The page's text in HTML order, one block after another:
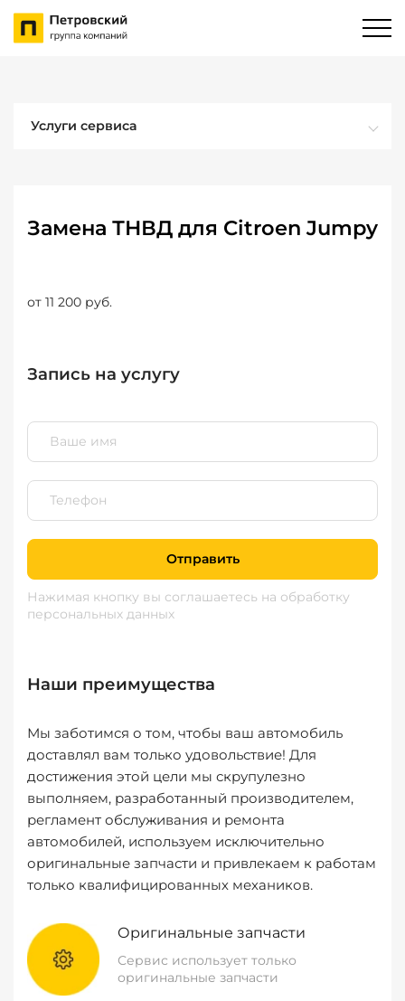
Услуги сервиса
Замена ТНВД для Citroen Jumpy
от 11 200 руб.
Запись на услугу
Отправить
Нажимая кнопку вы соглашаетесь на обработку
персональных данных
Наши преимущества
Мы заботимся о том, чтобы ваш автомобиль
доставлял вам только удовольствие! Для
достижения этой цели мы скрупулезно
выполняем, разработанный производителем,
регламент обслуживания и ремонта
автомобилей, используем исключительно
оригинальные запчасти и привлекаем к работам
только квалифицированных механиков.
Оригинальные запчасти
Сервис использует только
оригинальные запчасти